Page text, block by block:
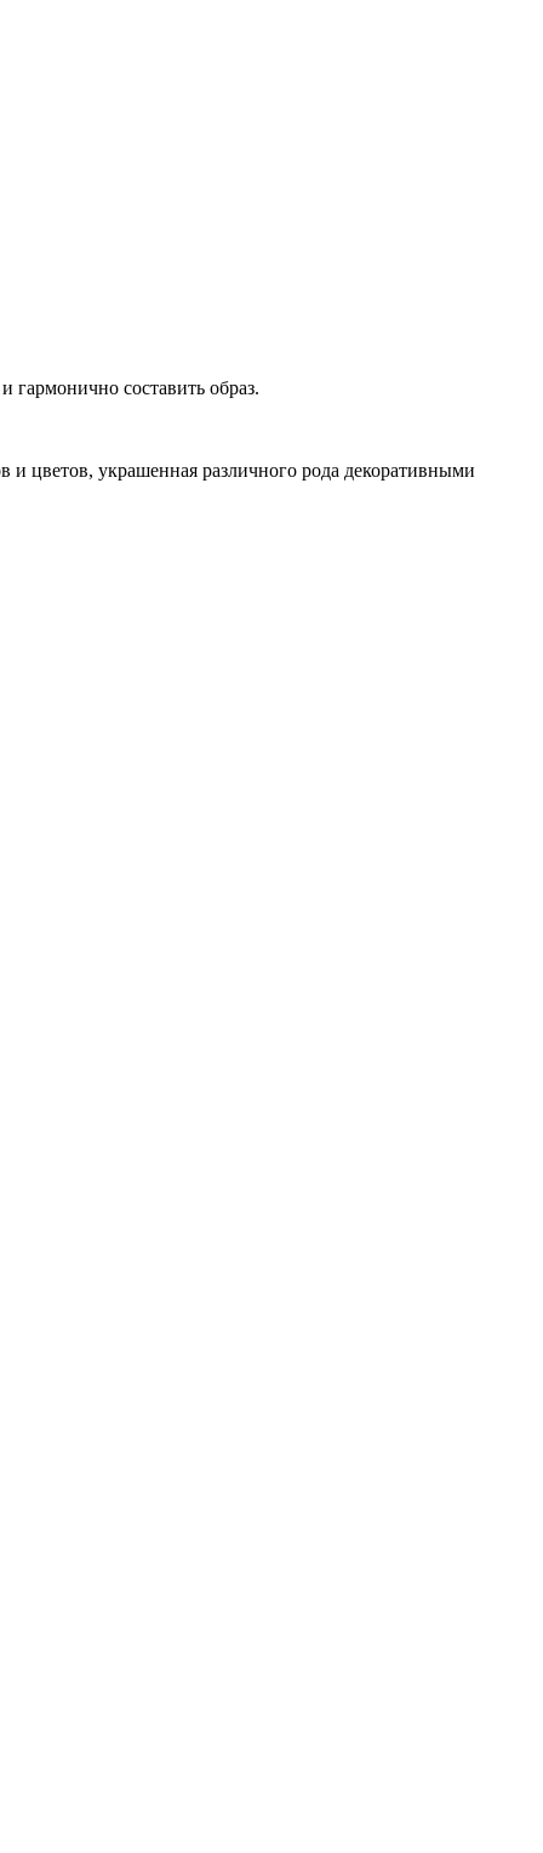
составить образ.
цветов, украшенная различного рода декоративными